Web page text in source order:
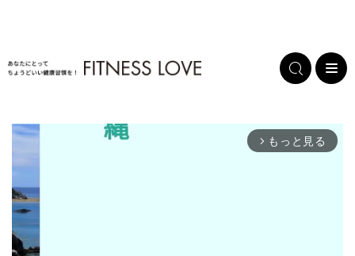
arrow_forward_ios もっと見る